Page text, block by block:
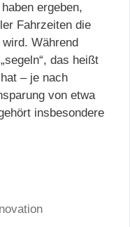
ergeben,
Fahrzeiten die
Während
das heißt
– je nach
von etwa
insbesondere